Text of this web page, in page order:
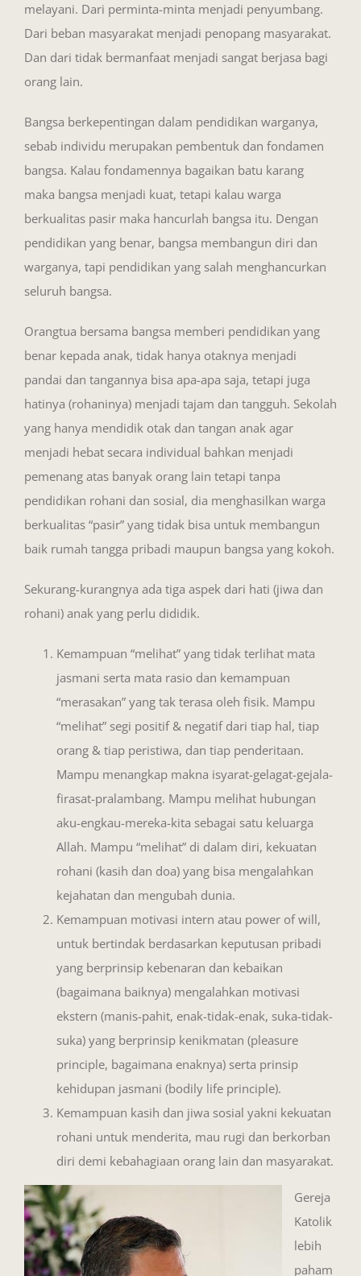
melayani. Dari perminta-minta menjadi penyumbang.
Dari beban masyarakat menjadi penopang masyarakat.
Dan dari tidak bermanfaat menjadi sangat berjasa bagi
orang lain.
Bangsa berkepentingan dalam pendidikan warganya,
sebab individu merupakan pembentuk dan fondamen
bangsa. Kalau fondamennya bagaikan batu karang
maka bangsa menjadi kuat, tetapi kalau warga
berkualitas pasir maka hancurlah bangsa itu. Dengan
pendidikan yang benar, bangsa membangun diri dan
warganya, tapi pendidikan yang salah menghancurkan
seluruh bangsa.
Orangtua bersama bangsa memberi pendidikan yang
benar kepada anak, tidak hanya otaknya menjadi
pandai dan tangannya bisa apa-apa saja, tetapi juga
hatinya (rohaninya) menjadi tajam dan tangguh. Sekolah
yang hanya mendidik otak dan tangan anak agar
menjadi hebat secara individual bahkan menjadi
pemenang atas banyak orang lain tetapi tanpa
pendidikan rohani dan sosial, dia menghasilkan warga
berkualitas “pasir” yang tidak bisa untuk membangun
baik rumah tangga pribadi maupun bangsa yang kokoh.
Sekurang-kurangnya ada tiga aspek dari hati (jiwa dan
rohani) anak yang perlu dididik.
Kemampuan “melihat” yang tidak terlihat mata
jasmani serta mata rasio dan kemampuan
“merasakan” yang tak terasa oleh fisik. Mampu
“melihat” segi positif & negatif dari tiap hal, tiap
orang & tiap peristiwa, dan tiap penderitaan.
Mampu menangkap makna isyarat-gelagat-gejala-
firasat-pralambang. Mampu melihat hubungan
aku-engkau-mereka-kita sebagai satu keluarga
Allah. Mampu “melihat” di dalam diri, kekuatan
rohani (kasih dan doa) yang bisa mengalahkan
kejahatan dan mengubah dunia.
Kemampuan motivasi intern atau power of will,
untuk bertindak berdasarkan keputusan pribadi
yang berprinsip kebenaran dan kebaikan
(bagaimana baiknya) mengalahkan motivasi
ekstern (manis-pahit, enak-tidak-enak, suka-tidak-
suka) yang berprinsip kenikmatan (pleasure
principle, bagaimana enaknya) serta prinsip
kehidupan jasmani (bodily life principle).
Kemampuan kasih dan jiwa sosial yakni kekuatan
rohani untuk menderita, mau rugi dan berkorban
diri demi kebahagiaan orang lain dan masyarakat.
Gereja
Katolik
lebih
paham